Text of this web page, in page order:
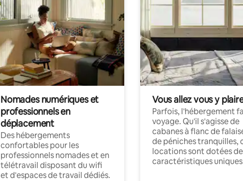
Nomades numériques et
professionnels en
déplacement
Des hébergements
confortables pour les
professionnels nomades et en
télétravail disposant du wifi
et d'espaces de travail dédiés.
Vous allez vous y
Parfois, l'hébergement
voyage. Qu'il s'agisse de
cabanes à flanc de
de péniches tranquilles,
locations sont dotées de
caractéristiques